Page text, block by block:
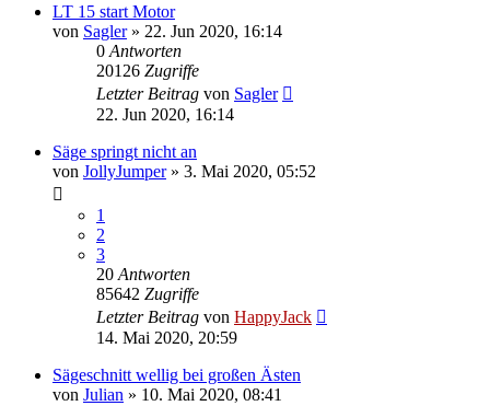
LT 15 start Motor
von Sagler» 22. Jun 2020, 16:14
0 Antworten
20126 Zugriffe
Letzter Beitrag von Sagler
22. Jun 2020, 16:14
Säge springt nicht an
von JollyJumper» 3. Mai 2020, 05:52
1
2
3
20 Antworten
85642 Zugriffe
Letzter Beitrag von HappyJack
14. Mai 2020, 20:59
Sägeschnitt wellig bei großen Ästen
von Julian » 10. Mai 2020, 08:41